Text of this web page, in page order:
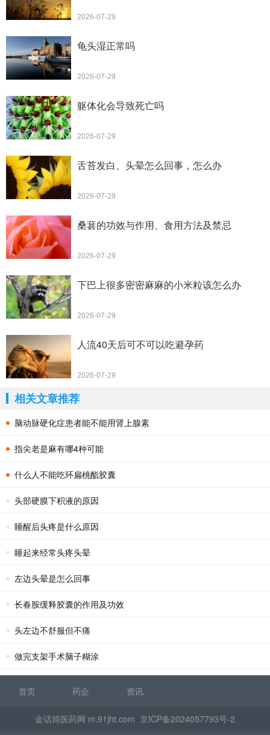
2026-07-29
龟头湿正常吗
2026-07-29
躯体化会导致死亡吗
2026-07-29
舌苔发白、头晕怎么回事，怎么办
2026-07-29
桑葚的功效与作用、食用方法及禁忌
2026-07-29
下巴上很多密密麻麻的小米粒该怎么办
2026-07-29
人流40天后可不可以吃避孕药
2026-07-29
相关文章推荐
脑动脉硬化症患者能不能用肾上腺素
指尖老是麻有哪4种可能
什么人不能吃环扁桃酯胶囊
头部硬膜下积液的原因
睡醒后头疼是什么原因
睡起来经常头疼头晕
左边头晕是怎么回事
长春胺缓释胶囊的作用及功效
头左边不舒服但不痛
做完支架手术脑子糊涂
首页 药企 资讯
金话筒医药网 m.91jht.com 京ICP备2024057793号-2